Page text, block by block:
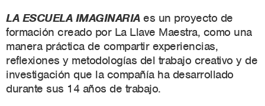
LA ESCUELA IMAGINARIAes un proyecto de
formación creado por La Llave Maestra, como una
manera práctica de compartir experiencias,
reflexiones y metodologías del trabajo creativo y de
investigación que la compañía ha desarrollado
durante sus 14 años de trabajo.